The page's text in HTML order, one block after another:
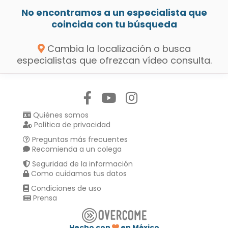
No encontramos a un especialista que
coincida con tu búsqueda
Cambia la localización o busca
especialistas que ofrezcan vídeo consulta.
Quiénes somos
Política de privacidad
Preguntas más frecuentes
Recomienda a un colega
Seguridad de la información
Como cuidamos tus datos
Condiciones de uso
Prensa